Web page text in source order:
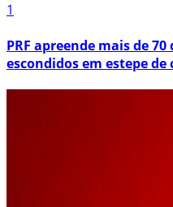
1
PRF apreende mais de
escondidos em estepe